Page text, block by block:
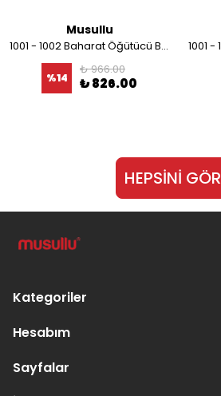
Musullu
1001 - 1002 Baharat Öğütücü Bıçağı
%14
₺ 966.00
₺ 826.00
HEPSİNİ GÖR
Kategoriler
Hesabım
Sayfalar